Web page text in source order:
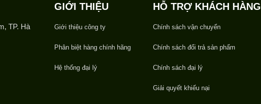
TP. Hà
GIỚI THIỆU
Giới thiệu công ty
Phân biệt hàng chính hãng
Hệ thống đại lý
HỖ TRỢ KHÁCH HÀNG
Chính sách vận chuyển
Chính sách đổi trả sản phẩm
Chính sách đại lý
Giải quyết khiếu nại